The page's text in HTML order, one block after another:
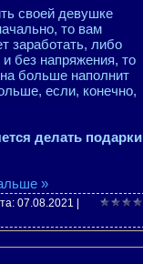
своей девушке
то вам
заработать, либо
без напряжения, то
больше наполнит
если, конечно,
делать подарки
»
07.08.2021